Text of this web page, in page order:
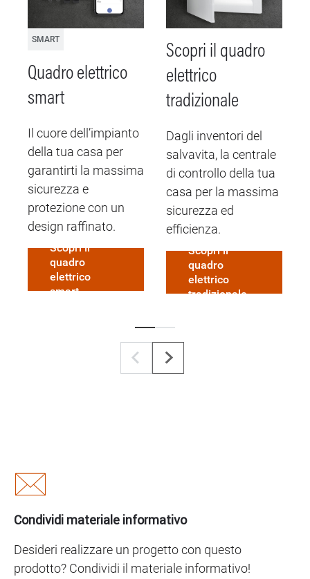
SMART
Quadro elettrico
smart
Il cuore dell’impianto
della tua casa per
garantirti la massima
sicurezza e
protezione con un
design raffinato.
Scopri il
quadro
elettrico
smart
Scopri il quadro
elettrico
tradizionale
Dagli inventori del
salvavita, la centrale
di controllo della tua
casa per la massima
sicurezza ed
efficienza.
Scopri il
quadro
elettrico
tradizionale
Condividi materiale informativo
Desideri realizzare un progetto con questo
prodotto? Condividi il materiale informativo!